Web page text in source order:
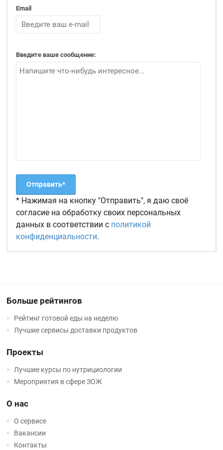
Email
Введите ваше сообщение:
* Нажимая на кнопку "Отправить", я даю своё
согласие на обработку своих персональных
данных в соответствии с политикой
конфиденциальности.
Больше рейтингов
Рейтинг готовой еды на неделю
Лучшие сервисы доставки продуктов
Проекты
Лучшие курсы по нутрициологии
Мероприятия в сфере ЗОЖ
О нас
О сервисе
Вакансии
Контакты